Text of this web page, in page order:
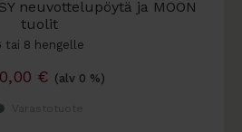
neuvottelupöytä ja MOON
tuolit
tai 8 hengelle
€ (alv 0 %)